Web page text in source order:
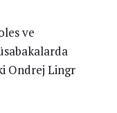
ve
Ondrej Lingr